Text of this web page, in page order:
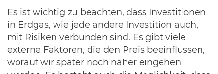
Es ist wichtig zu beachten, dass Investitionen
in Erdgas, wie jede andere Investition auch,
mit Risiken verbunden sind. Es gibt viele
externe Faktoren, die den Preis beeinflussen,
worauf wir später noch näher eingehen